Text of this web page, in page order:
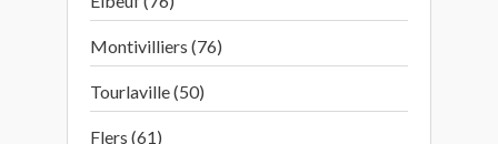
Montivilliers (76)
Tourlaville (50)
Flers (61)